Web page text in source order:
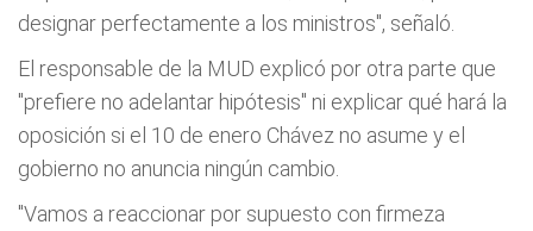
designar perfectamente a los ministros", señaló.
El responsable de la MUD explicó por otra parte que
"prefiere no adelantar hipótesis" ni explicar qué hará la
oposición si el 10 de enero Chávez no asume y el
gobierno no anuncia ningún cambio.
"Vamos a reaccionar por supuesto con firmeza